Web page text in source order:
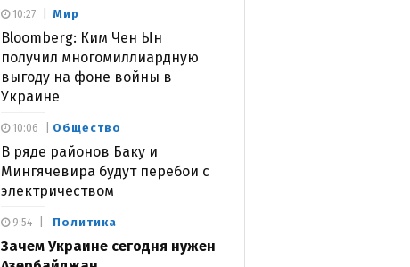
Мир
Bloomberg: Ким Чен Ын
получил многомиллиардную
выгоду на фоне войны в
Украине
10:27
Общество
В ряде районов Баку и
Мингячевира будут перебои с
электричеством
10:06
Политика
Зачем Украине сегодня нужен
9:54